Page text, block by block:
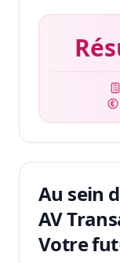
Au sein
AV
Votre